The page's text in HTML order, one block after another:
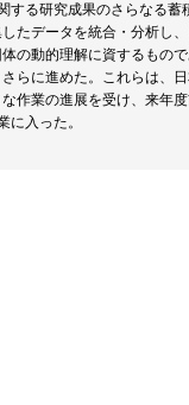
る研究成果のさらなる
たデータを統合・分析し
の動的理解に資するもの
らに進めた。これらは、
作業の進展を受け、来年
入った。